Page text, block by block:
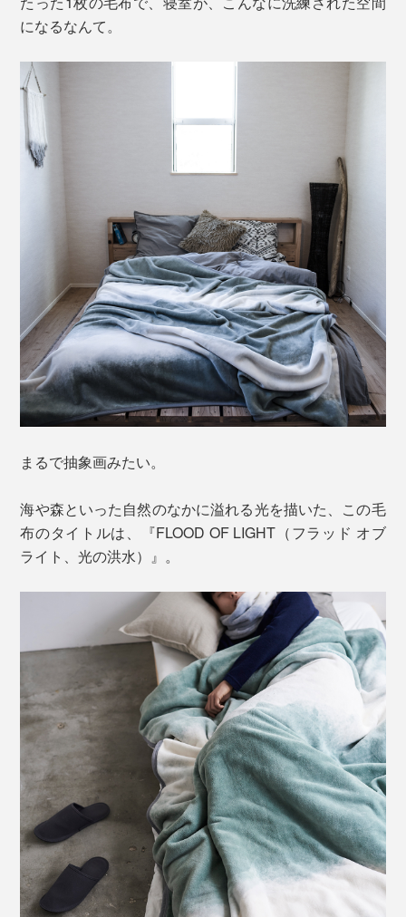
になるなんて。
まるで抽象画みたい。
海や森といった自然のなかに溢れる光を描いた、この毛
布のタイトルは、『FLOOD OF LIGHT（フラッド オブ
ライト、光の洪水）』。